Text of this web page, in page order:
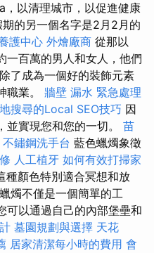
以清理城市，以促進健康
期的另一個名字是2月2月的
護中心 外燴廠商 從那以
一百萬的男人和女人，他們
了成為一個好的裝飾元素
職業。 牆壁 漏水 緊急處理
搜尋的Local SEO技巧 因
並實現您和您的一切。 苗
不鏽鋼洗手台 藍色蠟燭象徵
人工植牙 如何有效打掃家
種顏色特別適合冥想和放
燭不僅是一個簡單的工
可以通過自己的內部堡壘和
墓園規劃與選擇 天花
居家清潔每小時的費用 會